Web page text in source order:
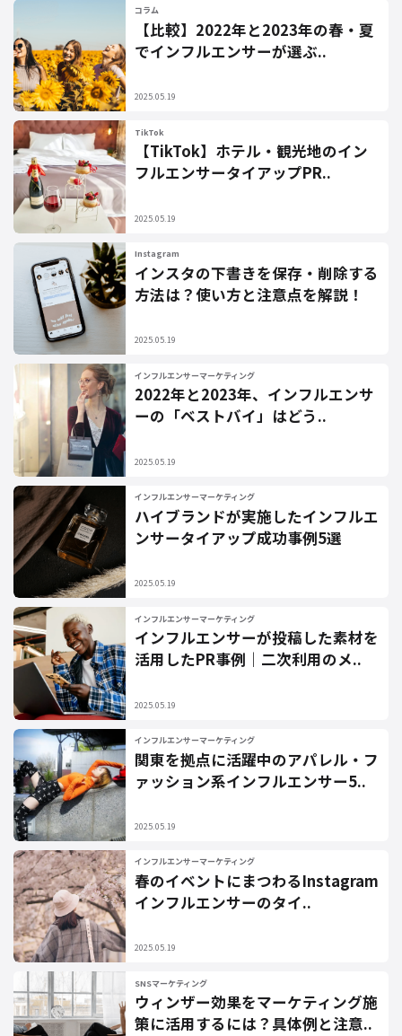
コラム
【比較】2022年と2023年の春・夏
でインフルエンサーが選ぶ..
2025.05.19
TikTok
【TikTok】ホテル・観光地のイン
フルエンサータイアップPR..
2025.05.19
Instagram
インスタの下書きを保存・削除する
方法は？使い方と注意点を解説！
2025.05.19
インフルエンサーマーケティング
2022年と2023年、インフルエンサ
ーの「ベストバイ」はどう..
2025.05.19
インフルエンサーマーケティング
ハイブランドが実施したインフルエ
ンサータイアップ成功事例5選
2025.05.19
インフルエンサーマーケティング
インフルエンサーが投稿した素材を
活用したPR事例｜二次利用のメ..
2025.05.19
インフルエンサーマーケティング
関東を拠点に活躍中のアパレル・フ
ァッション系インフルエンサー5..
2025.05.19
インフルエンサーマーケティング
春のイベントにまつわるInstagram
インフルエンサーのタイ..
2025.05.19
SNSマーケティング
ウィンザー効果をマーケティング施
策に活用するには？具体例と注意..